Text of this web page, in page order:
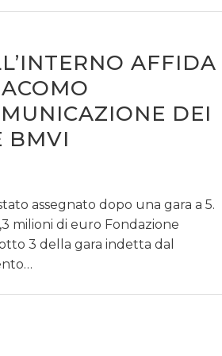
AFFIDA
DEI
BMVI
assegnato dopo una gara a 5.
milioni di euro Fondazione
3 della gara indetta dal